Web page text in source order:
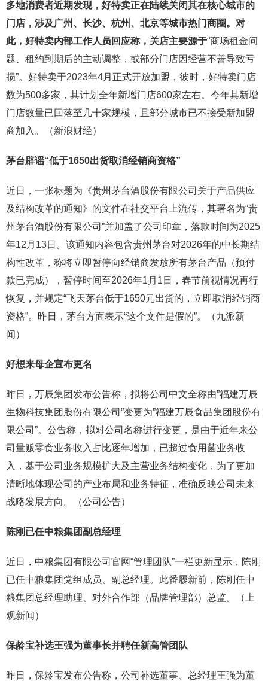
多地消费者近期发现，好特卖正在陆续关闭其在核心城市的
门店，涉及广州、长沙、杭州、北京等城市热门商圈。对
此，好特卖内部工作人员回应称，关店主要源于“商场租金问
题、租约到期后的主动调整，或部分门店因经营不善导致亏
损”。好特卖于2023年4月正式开放加盟，彼时，好特卖门店
数为500多家，其计划全年新增门店600家左右。今年其新增
门店数量已回落至几十家规模，且部分城市已不接受新加盟
商加入。（新浪财经）
茅台辟谣“低于1650出货取消经销商资格”
近日，一张标题为《贵州茅台酒股份有限公司关于产品供应
及结构改革的通知》的文件在社交平台上流传，其署名为“贵
州茅台酒股份有限公司”并加盖了公司印章，落款时间为2025
年12月13日。该通知内容包含贵州茅台对2026年的中长期结
构性改革，称将立即暂停向经销商发放所有茅台产品（预付
款已完成），暂停时间至2026年1月1日，春节前视情况再行
恢复，并规定“飞天茅台低于1650元出货的，立即取消经销商
资格”。昨日，茅台方面表示“这个文件是假的”。（九派新
闻）
好想来母企宣布更名
昨日，万辰集团发布公告称，拟将公司中文全称由”福建万辰
生物科技集团股份有限公司”变更为”福建万辰食品集团股份有
限公司”。公告称，拟对公司名称进行变更，是由于近年来公
司量贩零食业务收入占比逐年增加，已超过食用菌业务收
入，基于公司业务规模扩大及主营业务结构变化，为了更加
清晰地体现公司的产业布局和业务特征，准确反映公司未来
战略发展方向。（公司公告）
陈刚已任中粮集团副总经理
近日，中粮集团有限公司官网“管理团队”一栏更新显示，陈刚
已任中粮集团党组成员、副总经理。此番履新前，陈刚任中
粮集团总经理助理、对外合作部（品牌管理部）总监。（上
观新闻）
保龄宝补选王强为董事长并聘任新高管团队
昨日，保龄宝发布公告称，公司补选董事、总经理王强为董